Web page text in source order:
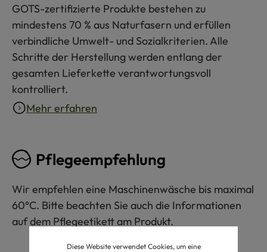
GOTS-zertifizierte Produkte bestehen zu
mindestens 70 % aus Naturfasern und erfüllen
verbindliche Umwelt- und Sozialkriterien. Alle
Schritte der Herstellung werden entlang der
gesamten Lieferkette verantwortungsvoll
kontrolliert.
Mehr erfahren
Pflegeempfehlung
Wir empfehlen eine Maschinenwäsche bis maximal
60°C. Bitte beachten Sie auch die Informationen
auf dem Pflegeetikett am Produkt.
Diese Website verwendet Cookies, um eine